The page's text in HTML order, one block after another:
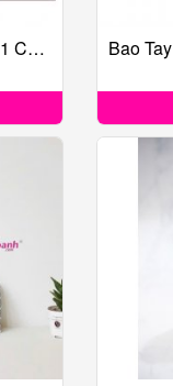
Bao Tay Dài Silicon - 1 Cặp 2 Cái